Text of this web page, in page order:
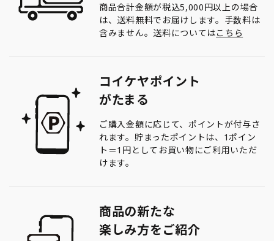
商品合計金額が税込5,000円以上の場合
は、送料無料でお届けします。手数料は
含みません。送料についてはこちら
コイケヤポイント
がたまる
ご購入金額に応じて、ポイントが付与さ
れます。貯まったポイントは、1ポイン
ト＝1円としてお買い物にご利用いただ
けます。
商品の新たな
楽しみ方をご紹介